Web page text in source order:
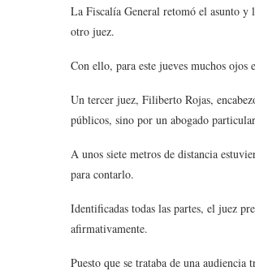
La Fiscalía General retomó el asunto y
otro juez.
Con ello, para este jueves muchos ojos
Un tercer juez, Filiberto Rojas,
públicos, sino por un abogado
A unos siete metros de distancia
para contarlo.
Identificadas todas las partes, el juez
afirmativamente.
Puesto que se trataba de una